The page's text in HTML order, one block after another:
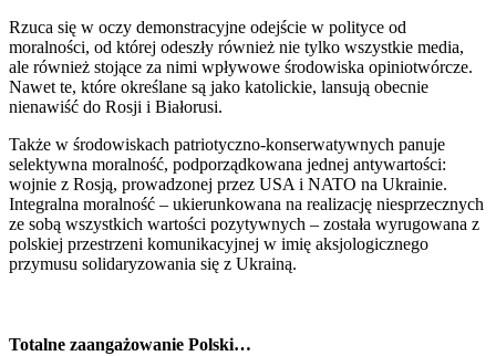
Rzuca się w oczy demonstracyjne odejście w polityce od
moralności, od której odeszły również nie tylko wszystkie media,
ale również stojące za nimi wpływowe środowiska opiniotwórcze.
Nawet te, które określane są jako katolickie, lansują obecnie
nienawiść do Rosji i Białorusi.
Także w środowiskach patriotyczno-konserwatywnych panuje
selektywna moralność, podporządkowana jednej antywartości:
wojnie z Rosją, prowadzonej przez USA i NATO na Ukrainie.
Integralna moralność – ukierunkowana na realizację niesprzecznych
ze sobą wszystkich wartości pozytywnych – została wyrugowana z
polskiej przestrzeni komunikacyjnej w imię aksjologicznego
przymusu solidaryzowania się z Ukrainą.
Totalne zaangażowanie Polski…